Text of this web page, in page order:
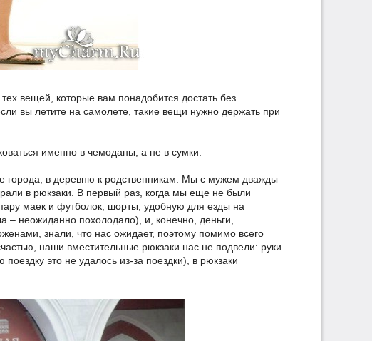
вещей, которые вам понадобится достать без
вы летите на самолете, такие вещи нужно держать при
именно в чемоданы, а не в сумки.
города, в деревню к родственникам. Мы с мужем дважды
в рюкзаки. В первый раз, когда мы еще не были
маек и футболок, шорты, удобную для езды на
неожиданно похолодало), и, конечно, деньги,
знали, что нас ожидает, поэтому помимо всего
наши вместительные рюкзаки нас не подвели: руки
это не удалось из-за поездки), в рюкзаки